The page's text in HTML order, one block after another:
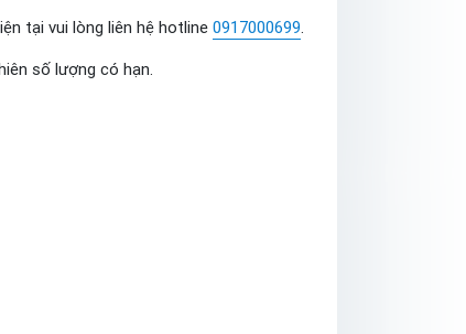
tại vui lòng liên hệ hotline 0917000699.
số lượng có hạn.